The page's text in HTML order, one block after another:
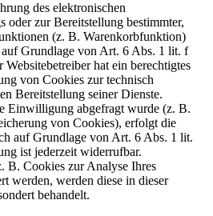
des elektronischen
oder zur Bereitstellung bestimmter,
(z. B. Warenkorbfunktion)
Grundlage von Art. 6 Abs. 1 lit. f
hat ein berechtigtes
von Cookies zur technisch
Bereitstellung seiner Dienste.
Einwilligung abgefragt wurde (z. B.
von Cookies), erfolgt die
auf Grundlage von Art. 6 Abs. 1 lit.
ist jederzeit widerrufbar.
B. Cookies zur Analyse Ihres
werden, werden diese in dieser
behandelt.